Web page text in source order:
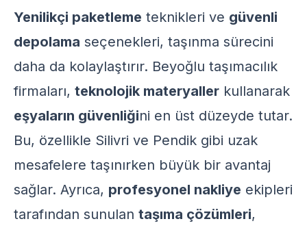
Yenilikçi paketleme teknikleri ve güvenli
depolama seçenekleri, taşınma sürecini
daha da kolaylaştırır. Beyoğlu taşımacılık
firmaları, teknolojik materyaller kullanarak
eşyaların güvenliğini en üst düzeyde tutar.
Bu, özellikle Silivri ve Pendik gibi uzak
mesafelere taşınırken büyük bir avantaj
sağlar. Ayrıca, profesyonel nakliye ekipleri
tarafından sunulan taşıma çözümleri,